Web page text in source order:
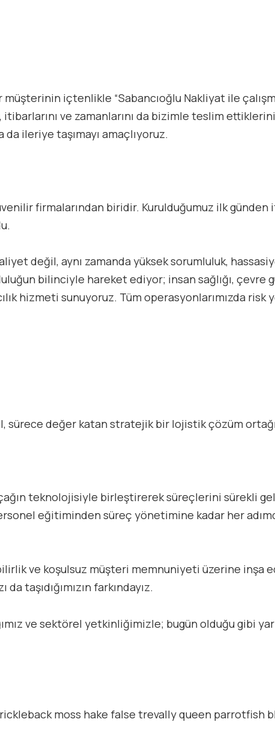
içtenlikle “Sabancıoğlu Nakliyat ile
ve zamanlarını da bizimle teslim
da ileriye taşımayı amaçlıyoruz.
firmalarından biridir. Kurulduğumuz ilk günden
değil, aynı zamanda yüksek sorumluluk,
bilinciyle hareket ediyor; insan sağlığı, çevre
hizmeti sunuyoruz. Tüm operasyonlarımızda
değer katan stratejik bir lojistik çözüm
teknolojisiyle birleştirerek süreçlerini sürekli
eğitiminden süreç yönetimine kadar her
ve koşulsuz müşteri memnuniyeti üzerine inşa
taşıdığımızın farkındayız.
ve sektörel yetkinliğimizle; bugün olduğu gibi
moss hake false trevally queen parrotfish